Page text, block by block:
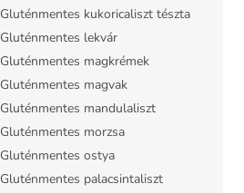
Gluténmentes kukoricaliszt tészta
Gluténmentes lekvár
Gluténmentes magkrémek
Gluténmentes magvak
Gluténmentes mandulaliszt
Gluténmentes morzsa
Gluténmentes ostya
Gluténmentes palacsintaliszt